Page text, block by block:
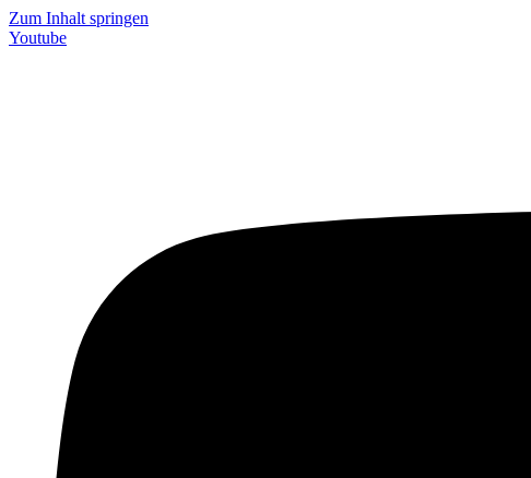
Zum Inhalt springen
Youtube